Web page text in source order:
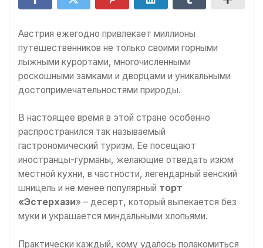
Австрия ежегодно привлекает миллионы
путешественников не только своими горными
лыжными курортами, многочисленными
роскошными замками и дворцами и уникальными
достопримечательностями природы.
В настоящее время в этой стране особенно
распространился так называемый
гастрономический туризм. Ее посещают
иностранцы-гурманы, желающие отведать изюм
местной кухни, в частности, легендарный венский
шницель и не менее популярный торт
«Эстерхази» – десерт, который выпекается без
муки и украшается миндальными хлопьями.
Практически каждый, кому удалось полакомиться